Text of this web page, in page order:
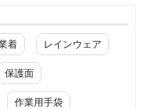
着 レインウェア
保護面
作業用手袋